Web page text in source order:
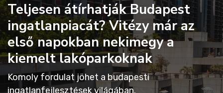
Teljesen átírhatják Budapest
ingatlanpiacát? Vitézy már az
első napokban nekimegy a
kiemelt lakóparkoknak
Komoly fordulat jöhet a budapesti
ingatlanfejlesztések világában.